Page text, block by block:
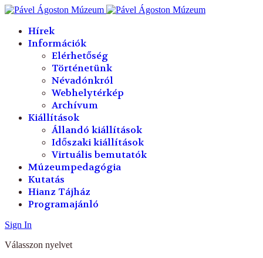
Hírek
Információk
Elérhetőség
Történetünk
Névadónkról
Webhelytérkép
Archívum
Kiállítások
Állandó kiállítások
Időszaki kiállítások
Virtuális bemutatók
Múzeumpedagógia
Kutatás
Hianz Tájház
Programajánló
Sign In
Válasszon nyelvet
év
hónap
év
hónap